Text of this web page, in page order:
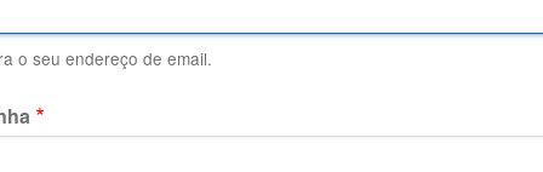
o seu endereço de email.